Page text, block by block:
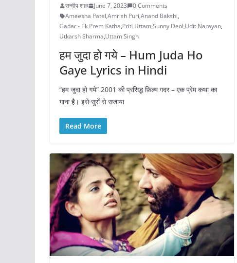
सन्दीप शाह June 7, 2023
0 Comments
Ameesha Patel,Amrish Puri,Anand Bakshi,
Gadar - Ek Prem Katha,Priti Uttam,Sunny Deol,Udit Narayan,
Utkarsh Sharma,Uttam Singh
हम जुदा हो गये – Hum Juda Ho
Gaye Lyrics in Hindi
“हम जुदा हो गये” 2001 की प्रसिद्ध फ़िल्म गदर – एक प्रेम कथा का
गाना है। इसे सुरों से सजाया
Read More